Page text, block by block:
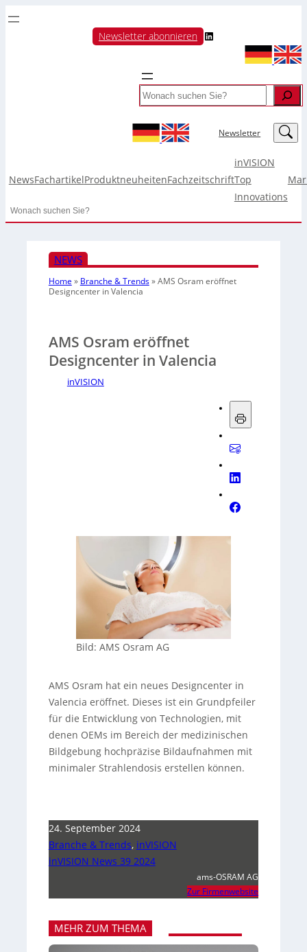
Newsletter abonnieren LinkedIn
Search
Newsletter LinkedIn
NewsFachartikelProduktneuheitenFachzeitschrift
inVISION
Top
Innovations
Search
NEWS
Home » Branche & Trends»AMS Osram eröffnet
Designcenter in Valencia
AMS Osram eröffnet
Designcenter in Valencia
inVISION
Bild: AMS Osram AG
AMS Osram hat ein neues Designcenter in
Valencia eröffnet. Dieses ist ein Grundpfeiler
für die Entwicklung von Technologien, mit
denen OEMs im Bereich der medizinischen
Bildgebung hochpräzise Bildaufnahmen mit
minimaler Strahlendosis erstellen können.
24. September 2024
Branche & Trends, inVISION
inVISION News 39 2024
ams-OSRAM AG
Zur Firmenwebsite
MEHR ZUM THEMA